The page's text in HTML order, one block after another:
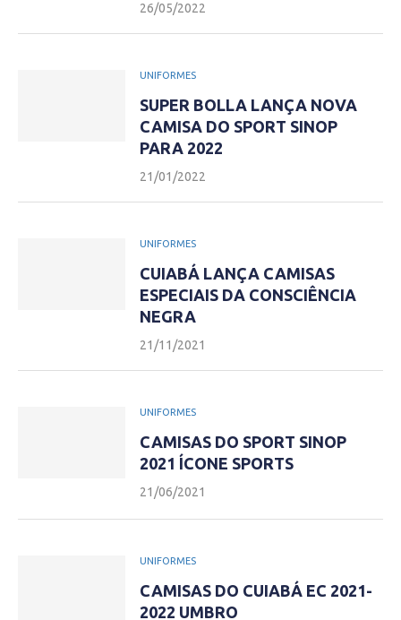
26/05/2022
UNIFORMES
SUPER BOLLA LANÇA NOVA
CAMISA DO SPORT SINOP
PARA 2022
21/01/2022
UNIFORMES
CUIABÁ LANÇA CAMISAS
ESPECIAIS DA CONSCIÊNCIA
NEGRA
21/11/2021
UNIFORMES
CAMISAS DO SPORT SINOP
2021 ÍCONE SPORTS
21/06/2021
UNIFORMES
CAMISAS DO CUIABÁ EC 2021-
2022 UMBRO